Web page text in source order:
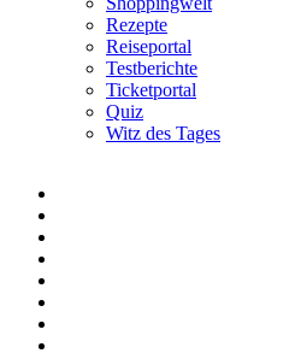
Rezepte
Reiseportal
Testberichte
Ticketportal
Quiz
Witz des Tages